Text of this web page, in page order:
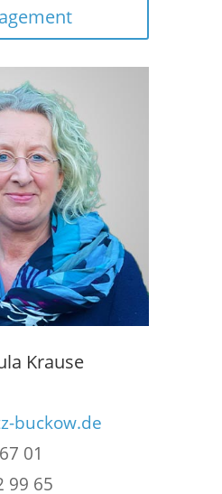
Krause
buckow.de
01
99 65